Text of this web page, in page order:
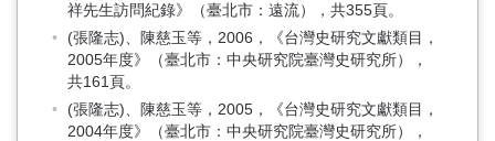
祥先生訪問紀錄》（臺北市：遠流），共355頁。
(張隆志)、陳慈玉等，2006，《台灣史研究文獻類目，
2005年度》（臺北市：中央研究院臺灣史研究所），
共161頁。
(張隆志)、陳慈玉等，2005，《台灣史研究文獻類目，
2004年度》（臺北市：中央研究院臺灣史研究所），